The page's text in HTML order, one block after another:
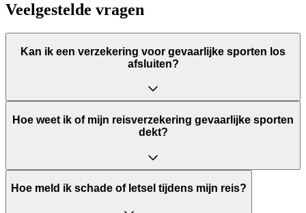
Veelgestelde vragen
Kan ik een verzekering voor gevaarlijke sporten los
afsluiten?
Hoe weet ik of mijn reisverzekering gevaarlijke sporten
dekt?
Hoe meld ik schade of letsel tijdens mijn reis?